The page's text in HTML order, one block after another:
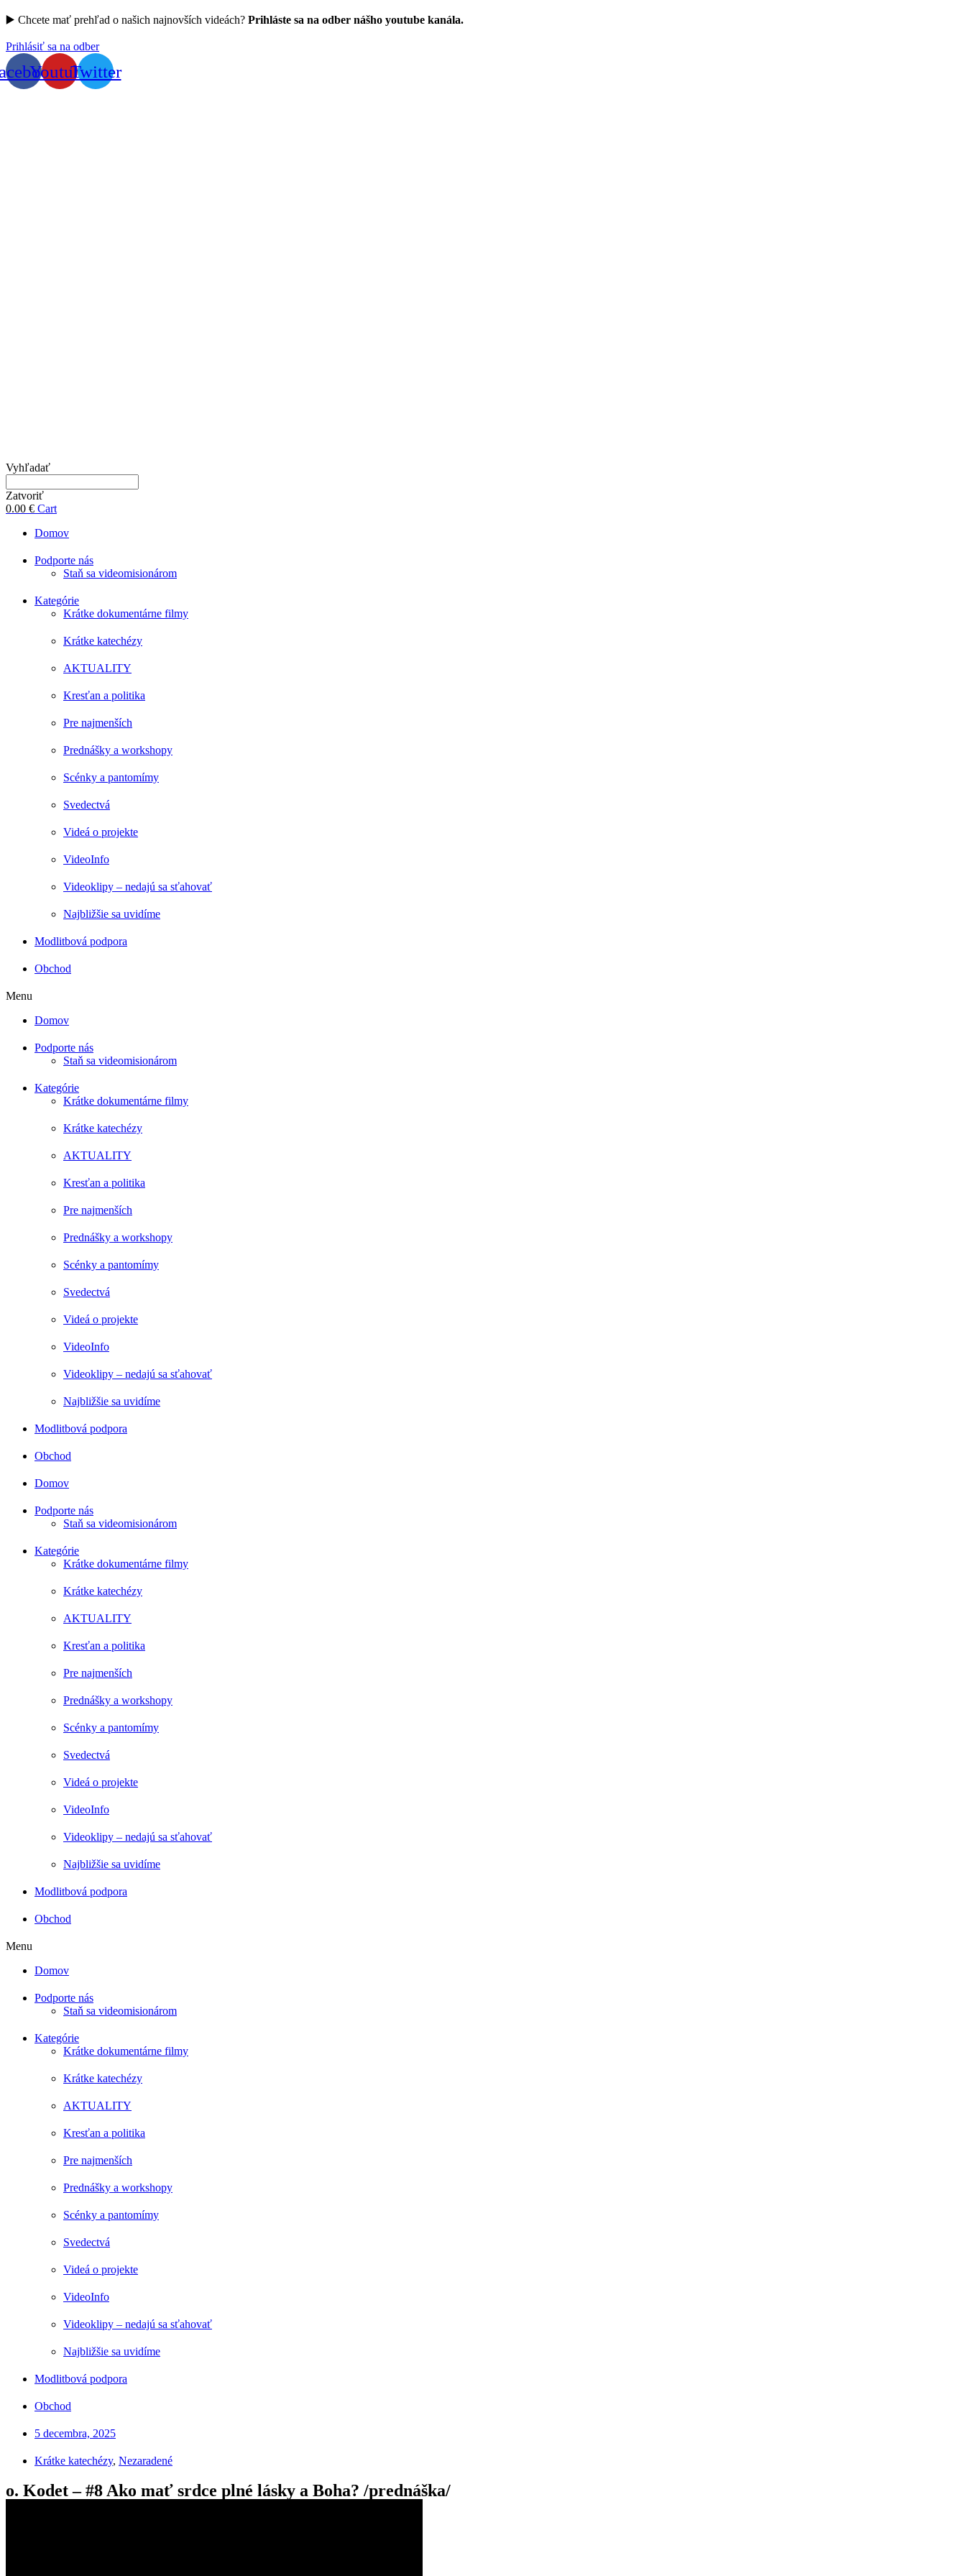
▶️ Chcete mať prehľad o našich najnovších videách? Prihláste sa na odber nášho youtube kanála.
Prihlásiť sa na odber
YoutubeTwitter
Vyhľadať
Zatvoriť
0.00 € Cart
Domov
Podporte nás
Staň sa videomisionárom
Kategórie
Krátke dokumentárne filmy
Krátke katechézy
AKTUALITY
Kresťan a politika
Pre najmenších
Prednášky a workshopy
Scénky a pantomímy
Svedectvá
Videá o projekte
VideoInfo
Videoklipy – nedajú sa sťahovať
Najbližšie sa uvidíme
Modlitbová podpora
Obchod
Menu
Domov
Podporte nás
Staň sa videomisionárom
Kategórie
Krátke dokumentárne filmy
Krátke katechézy
AKTUALITY
Kresťan a politika
Pre najmenších
Prednášky a workshopy
Scénky a pantomímy
Svedectvá
Videá o projekte
VideoInfo
Videoklipy – nedajú sa sťahovať
Najbližšie sa uvidíme
Modlitbová podpora
Obchod
Domov
Podporte nás
Staň sa videomisionárom
Kategórie
Krátke dokumentárne filmy
Krátke katechézy
AKTUALITY
Kresťan a politika
Pre najmenších
Prednášky a workshopy
Scénky a pantomímy
Svedectvá
Videá o projekte
VideoInfo
Videoklipy – nedajú sa sťahovať
Najbližšie sa uvidíme
Modlitbová podpora
Obchod
Menu
Domov
Podporte nás
Staň sa videomisionárom
Kategórie
Krátke dokumentárne filmy
Krátke katechézy
AKTUALITY
Kresťan a politika
Pre najmenších
Prednášky a workshopy
Scénky a pantomímy
Svedectvá
Videá o projekte
VideoInfo
Videoklipy – nedajú sa sťahovať
Najbližšie sa uvidíme
Modlitbová podpora
Obchod
5 decembra, 2025
Krátke katechézy, Nezaradené
o. Kodet – #8 Ako mať srdce plné lásky a Boha? /prednáška/